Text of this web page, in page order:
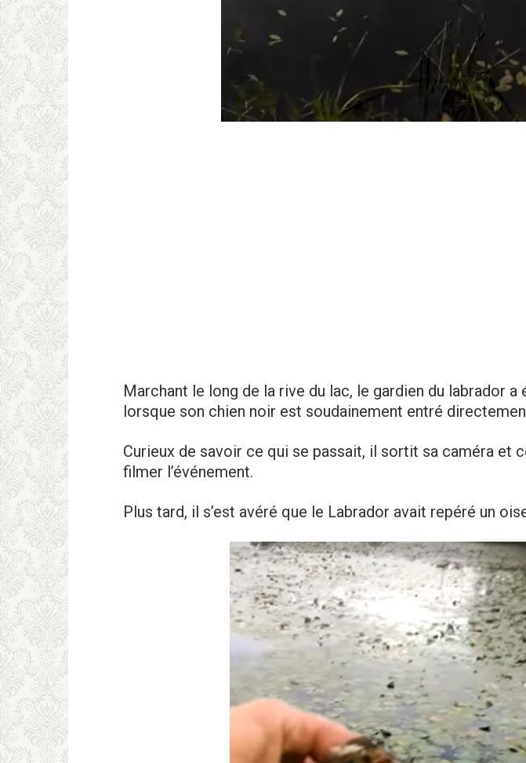
Marchant le long de la rive du lac, le gardien du labrador a
lorsque son chien noir est soudainement entré
Curieux de savoir ce qui se passait, il sortit sa caméra et
filmer l’événement.
Plus tard, il s’est avéré que le Labrador avait repéré un